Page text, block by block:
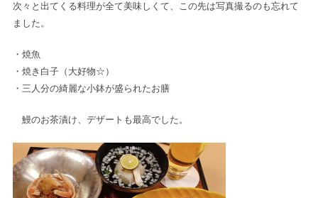
次々と出てくる料理が全て美味しくて、この先は写真撮るのも忘れて
ました。
・焼魚
・焼き白子（大好物☆）
・三人分の綺麗な小鉢が盛られたお膳
鰻のお茶漬け、デザートも最高でした。